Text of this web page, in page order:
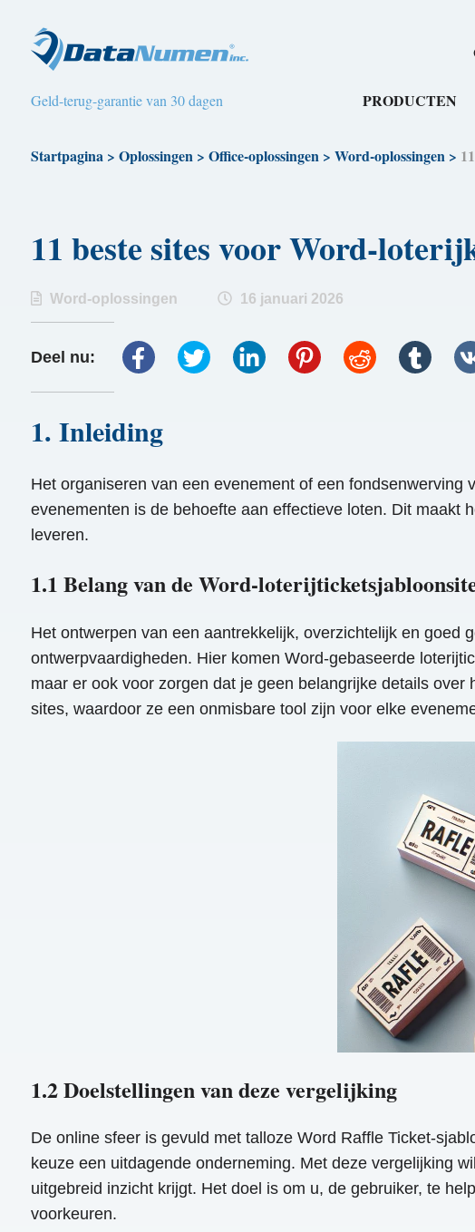
Geld-terug-garantie van 30 dagen PRODUCTEN
Startpagina> Oplossingen> Office-oplossingen> Word-oplossingen>
11 beste sites voor Word-
Word-oplossingen 16 januari 2026
Deel nu:
1. Inleiding
Het organiseren van een evenement of een
evenementen is de behoefte aan effectieve loten. Dit maakt
leveren.
1.1 Belang van de Word-
Het ontwerpen van een aantrekkelijk, overzichtelijk en goed
ontwerpvaardigheden. Hier komen Word-gebaseerde
maar er ook voor zorgen dat je geen belangrijke details
sites, waardoor ze een onmisbare tool zijn voor elke
1.2 Doelstellingen van deze vergelijking
De online sfeer is gevuld met talloze Word Raffle Ticket-
keuze een uitdagende onderneming. Met deze vergelijking
uitgebreid inzicht krijgt. Het doel is om u, de gebruiker, te
voorkeuren.